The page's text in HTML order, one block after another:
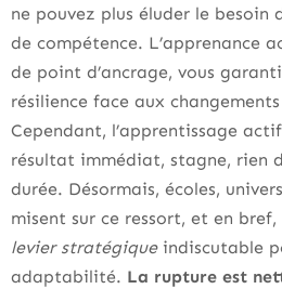
ne pouvez plus éluder le besoin
de compétence. L’apprenance
de point d’ancrage, vous
résilience face aux
Cependant, l’apprentissage
résultat immédiat, stagne, rien
durée. Désormais, écoles,
misent sur ce ressort, et en bref,
levier stratégiqueindiscutable
adaptabilité. La rupture est